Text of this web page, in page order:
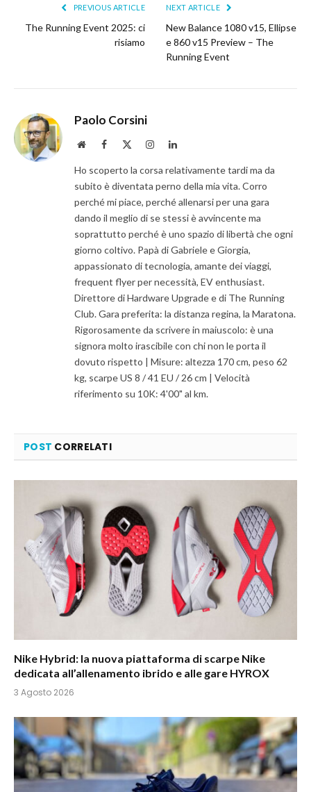
PREVIOUS ARTICLE
The Running Event 2025: ci
risiamo
NEXT ARTICLE
New Balance 1080 v15, Ellipse
e 860 v15 Preview – The
Running Event
Paolo Corsini
WebsiteFacebook InstagramLinkedIn
Ho scoperto la corsa relativamente tardi ma da
subito è diventata perno della mia vita. Corro
perché mi piace, perché allenarsi per una gara
dando il meglio di se stessi è avvincente ma
soprattutto perché è uno spazio di libertà che ogni
giorno coltivo. Papà di Gabriele e Giorgia,
appassionato di tecnologia, amante dei viaggi,
frequent flyer per necessità, EV enthusiast.
Direttore di Hardware Upgrade e di The Running
Club. Gara preferita: la distanza regina, la Maratona.
Rigorosamente da scrivere in maiuscolo: è una
signora molto irascibile con chi non le porta il
dovuto rispetto | Misure: altezza 170 cm, peso 62
kg, scarpe US 8 / 41 EU / 26 cm | Velocità
riferimento su 10K: 4'00" al km.
POST CORRELATI
Nike Hybrid: la nuova piattaforma di scarpe Nike
dedicata all’allenamento ibrido e alle gare HYROX
3 Agosto 2026